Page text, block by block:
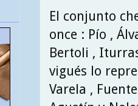
El conjunto
once : Pío ,
Bertoli ,
vigués lo
Varela ,